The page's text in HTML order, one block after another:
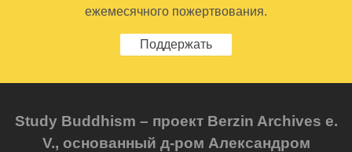
ежемесячного пожертвования.
Поддержать
Study Buddhism – проект Berzin Archives e.
V., основанный д-ром Александром